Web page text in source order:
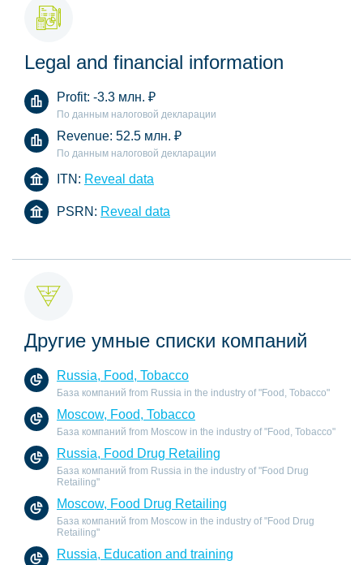
Legal and financial information
Profit: -3.3 млн. ₽
По данным налоговой декларации
Revenue: 52.5 млн. ₽
По данным налоговой декларации
ITN: Reveal data
PSRN: Reveal data
Другие умные списки компаний
Russia, Food, Tobacco
База компаний from Russia in the industry of "Food, Tobacco"
Moscow, Food, Tobacco
База компаний from Moscow in the industry of "Food, Tobacco"
Russia, Food Drug Retailing
База компаний from Russia in the industry of "Food Drug
Retailing"
Moscow, Food Drug Retailing
База компаний from Moscow in the industry of "Food Drug
Retailing"
Russia, Education and training